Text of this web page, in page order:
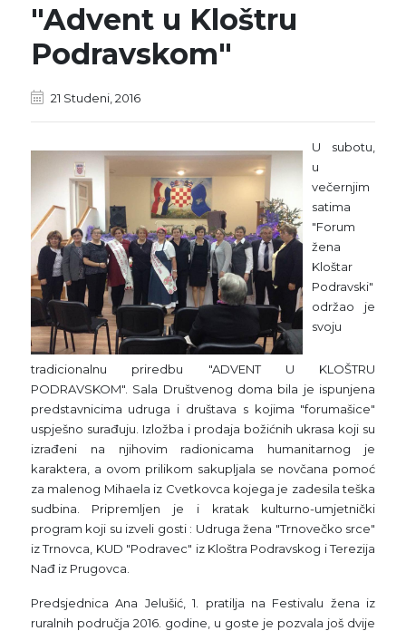
"Advent u Kloštru
Podravskom"
21 Studeni, 2016
U subotu,
u
večernjim
satima
"Forum
žena
Kloštar
Podravski"
održao je
svoju
tradicionalnu priredbu "ADVENT U KLOŠTRU
PODRAVSKOM". Sala Društvenog doma bila je ispunjena
predstavnicima udruga i društava s kojima "forumašice"
uspješno surađuju. Izložba i prodaja božićnih ukrasa koji su
izrađeni na njihovim radionicama humanitarnog je
karaktera, a ovom prilikom sakupljala se novčana pomoć
za malenog Mihaela iz Cvetkovca kojega je zadesila teška
sudbina. Pripremljen je i kratak kulturno-umjetnički
program koji su izveli gosti : Udruga žena "Trnovečko srce"
iz Trnovca, KUD "Podravec" iz Kloštra Podravskog i Terezija
Nađ iz Prugovca.
Predsjednica Ana Jelušić, 1. pratilja na Festivalu žena iz
ruralnih područja 2016. godine, u goste je pozvala još dvije